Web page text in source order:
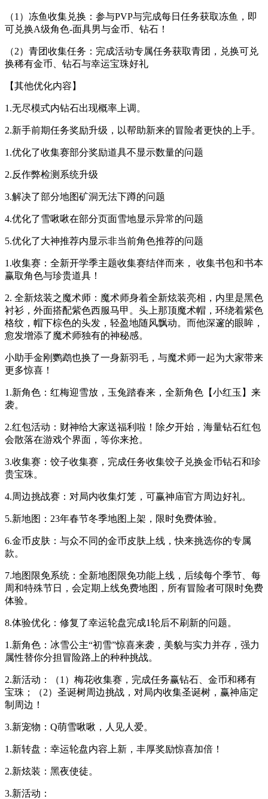
（1）冻鱼收集兑换：参与PVP与完成每日任务获取冻鱼，即
可兑换A级角色-面具男与金币、钻石！
（2）青团收集任务：完成活动专属任务获取青团，兑换可兑
换稀有金币、钻石与幸运宝珠好礼
【其他优化内容】
1.无尽模式内钻石出现概率上调。
2.新手前期任务奖励升级，以帮助新来的冒险者更快的上手。
1.优化了收集赛部分奖励道具不显示数量的问题
2.反作弊检测系统升级
3.解决了部分地图矿洞无法下蹲的问题
4.优化了雪啾啾在部分页面雪地显示异常的问题
5.优化了大神推荐内显示非当前角色推荐的问题
1.收集赛：全新开学季主题收集赛结伴而来， 收集书包和书本
赢取角色与珍贵道具！
2. 全新炫装之魔术师：魔术师身着全新炫装亮相，内里是黑色
衬衫，外面搭配紫色西服马甲。头上那顶魔术帽，环绕着紫色
格纹，帽下棕色的头发，轻盈地随风飘动。而他深邃的眼眸，
愈发增添了魔术师独有的神秘感。
小助手金刚鹦鹉也换了一身新羽毛，与魔术师一起为大家带来
更多惊喜！
1.新角色：红梅迎雪放，玉兔踏春来，全新角色【小红玉】来
袭。
2.红包活动：财神给大家送福利啦！除夕开始，海量钻石红包
会散落在游戏个界面，等你来抢。
3.收集赛：饺子收集赛，完成任务收集饺子兑换金币钻石和珍
贵宝珠。
4.周边挑战赛：对局内收集灯笼，可赢神庙官方周边好礼。
5.新地图：23年春节冬季地图上架，限时免费体验。
6.金币皮肤：与众不同的金币皮肤上线，快来挑选你的专属
款。
7.地图限免系统：全新地图限免功能上线，后续每个季节、每
周和特殊节日，会定期上线免费地图，所有冒险者可限时免费
体验。
8.体验优化：修复了幸运轮盘完成1轮后不刷新的问题。
1.新角色：冰雪公主“初雪”惊喜来袭，美貌与实力并存，强力
属性替你分担冒险路上的种种挑战。
2.新活动：（1）梅花收集赛，完成任务赢钻石、金币和稀有
宝珠；（2）圣诞树周边挑战，对局内收集圣诞树，赢神庙定
制周边！
3.新宠物：Q萌雪啾啾，人见人爱。
1.新转盘：幸运轮盘内容上新，丰厚奖励惊喜加倍！
2.新炫装：黑夜使徒。
3.新活动：